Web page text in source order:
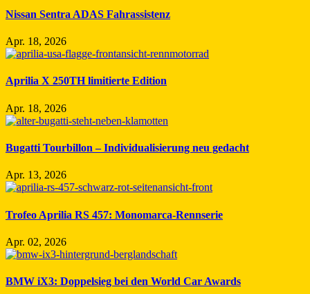
Nissan Sentra ADAS Fahrassistenz
Apr. 18, 2026
Aprilia X 250TH limitierte Edition
Apr. 18, 2026
Bugatti Tourbillon – Individualisierung neu gedacht
Apr. 13, 2026
Trofeo Aprilia RS 457: Monomarca-Rennserie
Apr. 02, 2026
BMW iX3: Doppelsieg bei den World Car Awards